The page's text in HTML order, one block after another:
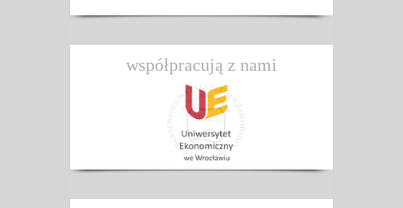
współpracują z nami